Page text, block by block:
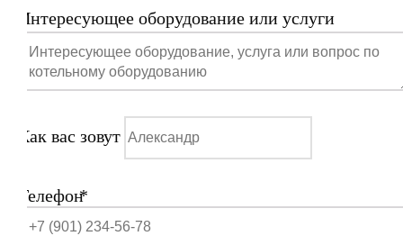
Интересующее оборудование или услуги
Как вас зовут
Телефон*